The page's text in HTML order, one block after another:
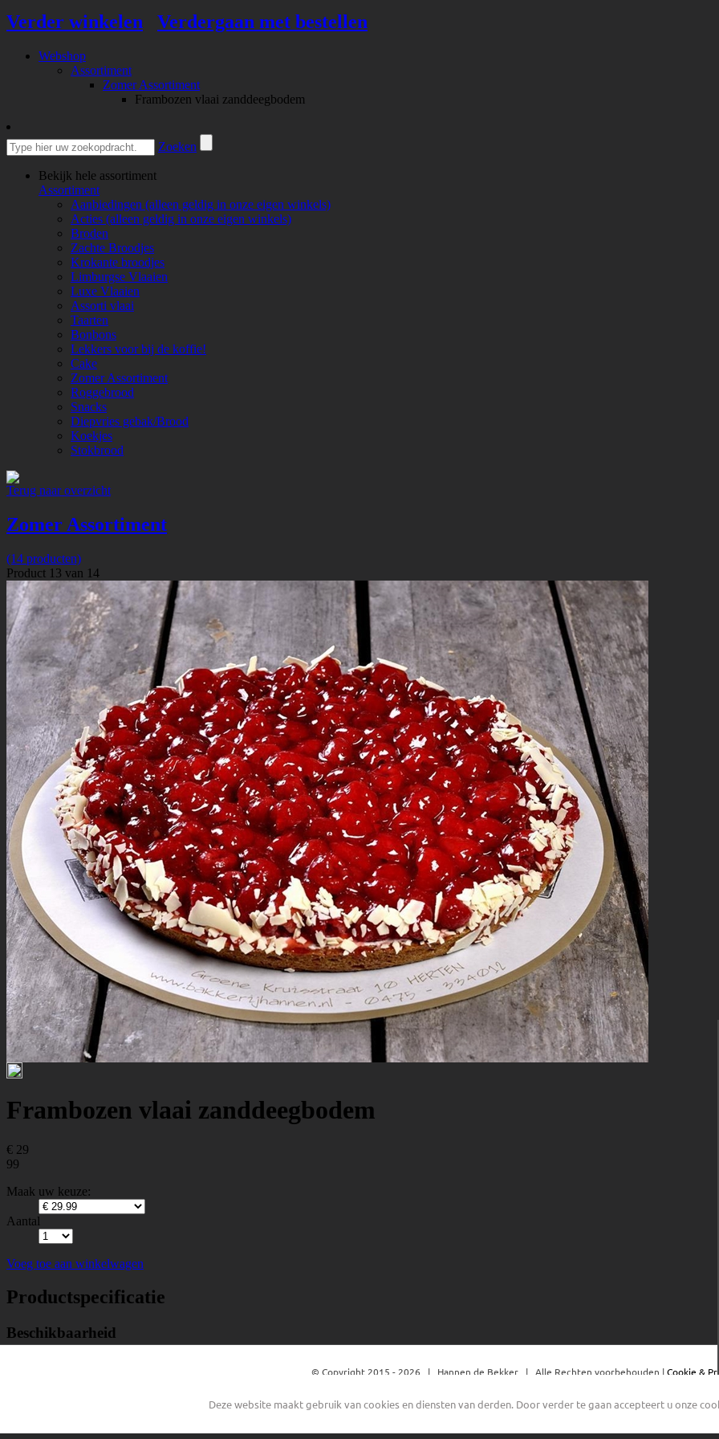
© Copyright 2015 - 2026 | Hannen de Bekker | Alle Rechten voorbehouden |Cookie &
FacebookYouTubeInstagram
Deze website maakt gebruik van cookies en diensten van derden. Door verder te gaan accepteert u onze